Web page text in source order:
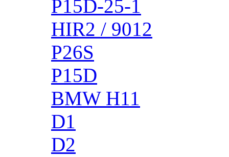
P15D-25-1
HIR2 / 9012
P26S
P15D
BMW H11
D1
D2